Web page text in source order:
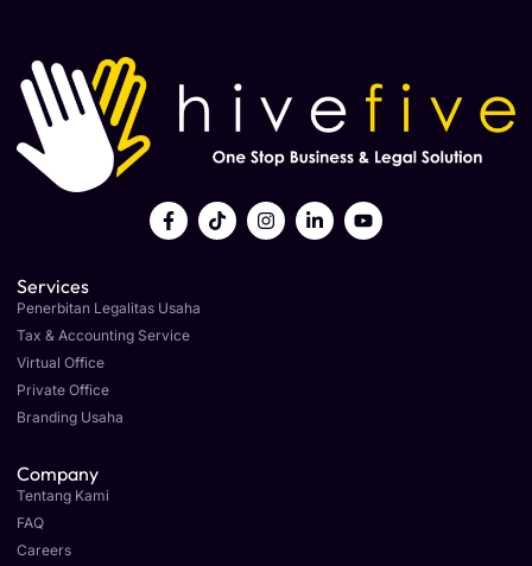
Services
Penerbitan Legalitas Usaha
Tax & Accounting Service
Virtual Office
Private Office
Branding Usaha
Company
Tentang Kami
FAQ
Careers